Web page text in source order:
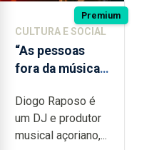
Premium
CULTURA E SOCIAL
“As pessoas
fora da música
noção do quão
difícil é
produzir uma
Diogo Raposo é
um DJ e produtor
musical açoriano,...